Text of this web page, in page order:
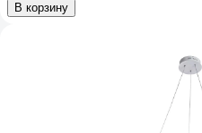
В корзину